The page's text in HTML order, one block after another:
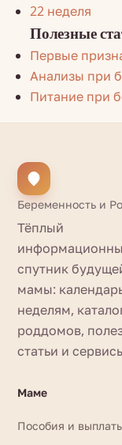
22 неделя
Полезные
Первые
Анализы при
Питание при
Беременность и
Тёплый
спутник
мамы:
неделям,
роддомов,
статьи и
Маме
Пособия и